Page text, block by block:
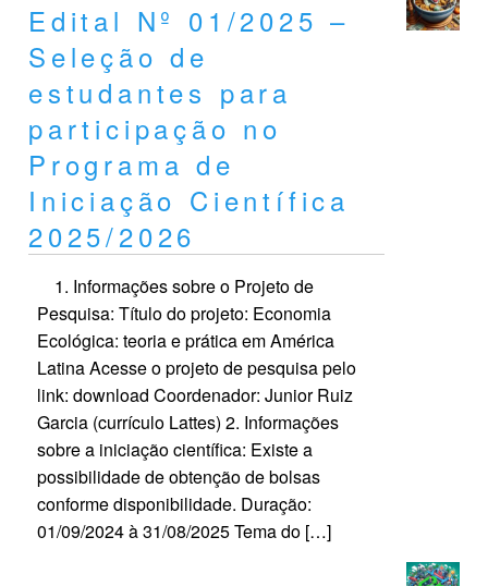
Edital Nº 01/2025 –
Seleção de
estudantes para
participação no
Programa de
Iniciação Científica
2025/2026
1. Informações sobre o Projeto de
Pesquisa: Título do projeto: Economia
Ecológica: teoria e prática em América
Latina Acesse o projeto de pesquisa pelo
link: download Coordenador: Junior Ruiz
Garcia (currículo Lattes) 2. Informações
sobre a iniciação científica: Existe a
possibilidade de obtenção de bolsas
conforme disponibilidade. Duração:
01/09/2024 à 31/08/2025 Tema do […]